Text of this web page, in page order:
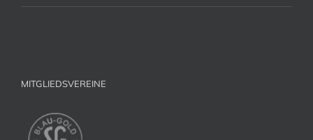
MITGLIEDSVEREINE